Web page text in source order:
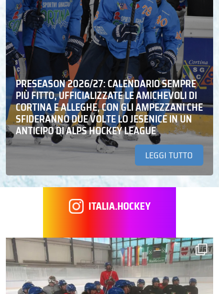
PRESEASON 2026/27: CALENDARIO SEMPRE
PIÙ FITTO, UFFICIALIZZATE LE AMICHEVOLI DI
CORTINA E ALLEGHE, CON GLI AMPEZZANI CHE
SFIDERANNO DUE VOLTE LO JESENICE IN UN
ANTICIPO DI ALPS HOCKEY LEAGUE
LEGGI TUTTO
ITALIA.HOCKEY